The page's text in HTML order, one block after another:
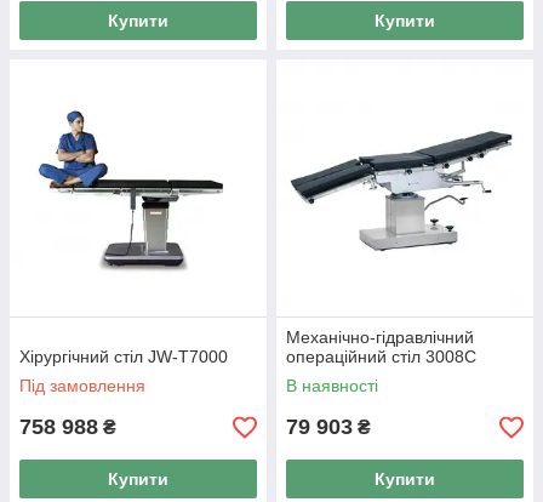
Купити Купити
Хірургічний стіл JW-T7000
Під замовлення
758 988 ₴
Купити
Механічно-гідравлічний
операційний стіл 3008C
В наявності
79 903 ₴
Купити